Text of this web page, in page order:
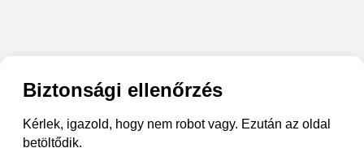
Biztonsági ellenőrzés
Kérlek, igazold, hogy nem robot vagy. Ezután az oldal
betöltődik.